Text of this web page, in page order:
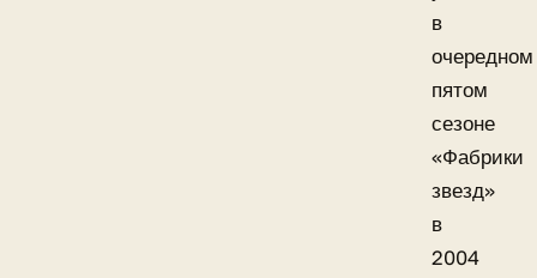
в
очередном
пятом
сезоне
«Фабрики
звезд»
в
2004